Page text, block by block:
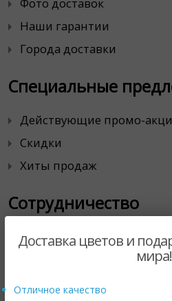
Наши гарантии
Города доставки
Специальные
Действующие промо-
Скидки
Хиты продаж
Сотрудничество
Корпоративным
Доставка цветов и
мира!
Отличное качество